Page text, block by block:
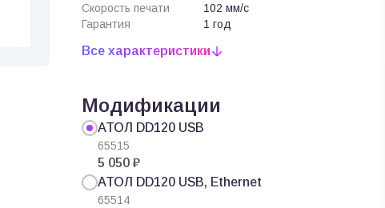
Скорость печати
102 мм/с
Гарантия
1 год
Все характеристики
Модификации
АТОЛ DD120 USB
65515
5 050 ₽
АТОЛ DD120 USB, Ethernet
65514